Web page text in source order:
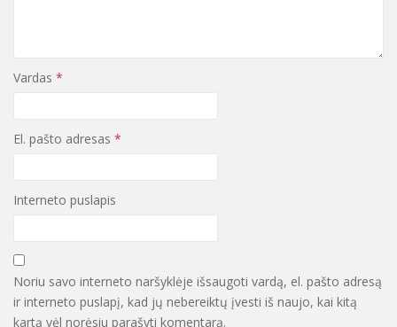
Vardas *
El. pašto adresas *
Interneto puslapis
Noriu savo interneto naršyklėje išsaugoti vardą, el. pašto adresą
ir interneto puslapį, kad jų nebereiktų įvesti iš naujo, kai kitą
kartą vėl norėsiu parašyti komentarą.